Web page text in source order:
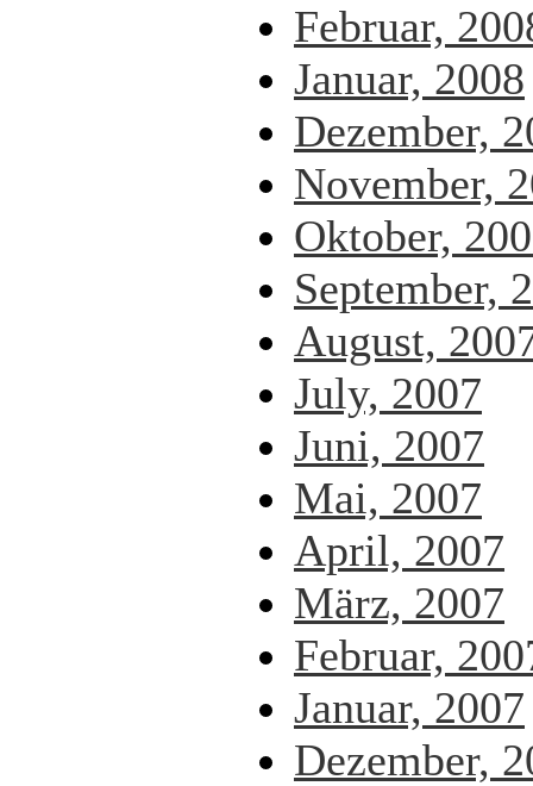
Februar,
Januar, 2008
Dezember,
November,
Oktober,
September,
August,
July, 2007
Juni, 2007
Mai, 2007
April, 2007
März, 2007
Februar,
Januar, 2007
Dezember,